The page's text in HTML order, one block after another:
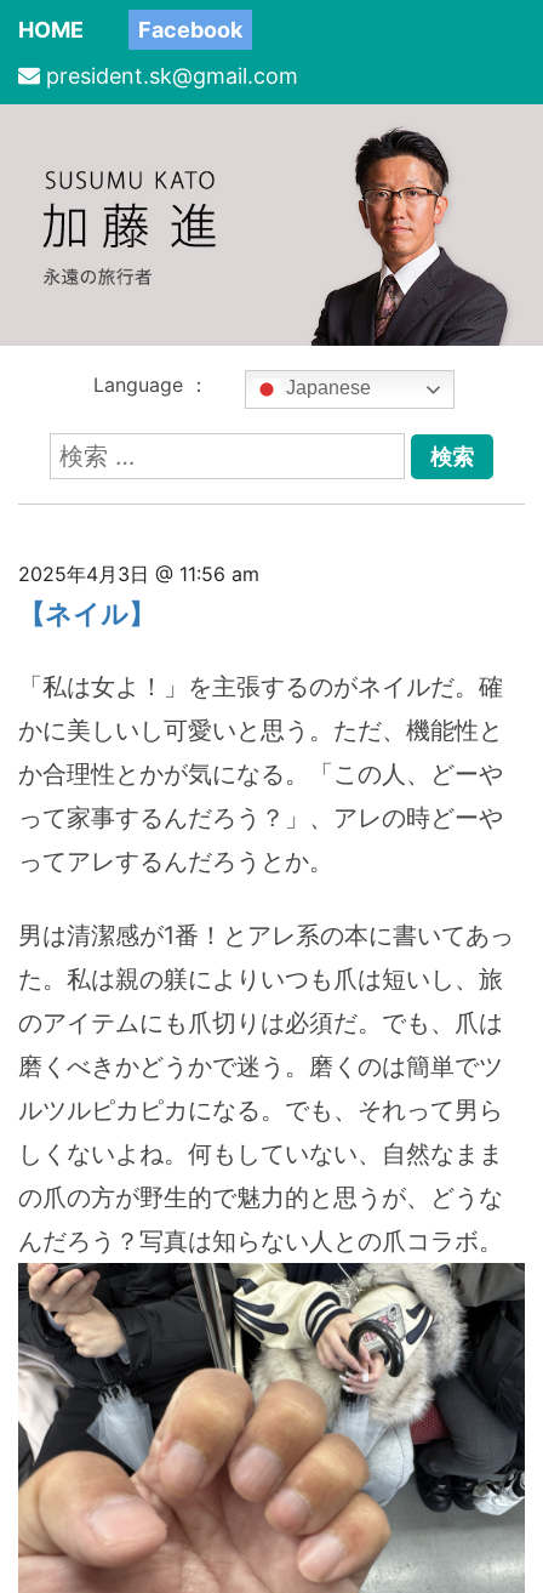
HOME
Facebook
president.sk@gmail.com
Language ： Japanese
検
索:
2025年4月3日 @ 11:56 am
【ネイル】
「私は女よ！」を主張するのがネイルだ。確
かに美しいし可愛いと思う。ただ、機能性と
か合理性とかが気になる。「この人、どーや
って家事するんだろう？」、アレの時どーや
ってアレするんだろうとか。
男は清潔感が1番！とアレ系の本に書いてあっ
た。私は親の躾によりいつも爪は短いし、旅
のアイテムにも爪切りは必須だ。でも、爪は
磨くべきかどうかで迷う。磨くのは簡単でツ
ルツルピカピカになる。でも、それって男ら
しくないよね。何もしていない、自然なまま
の爪の方が野生的で魅力的と思うが、どうな
んだろう？写真は知らない人との爪コラボ。